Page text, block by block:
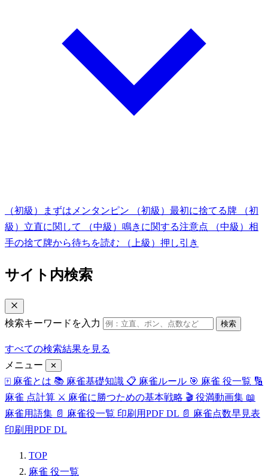
（初級）まずはメンタンピン （初級）最初に捨てる牌
（初
級）立直に関して
（中級）鳴きに関する注意点
（中級）相
手の捨て牌から待ちを読む
（上級）押し引き
サイト内検索
検索キーワードを入力 検索
すべての検索結果を見る
メニュー
✕
🀄 麻雀とは 📚 麻雀基礎知識 📋 麻雀ルール 🎯 麻雀 役一覧 🔢
麻雀 点計算 ⚔️ 麻雀に勝つための基本戦略 🎬 役満動画集 📖
麻雀用語集 📄 麻雀役一覧 印刷用PDF DL 📄 麻雀点数早見表
印刷用PDF DL
TOP
麻雀 役一覧